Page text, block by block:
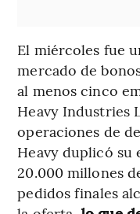
El miércoles fue
mercado de
al menos cinco
Heavy Industries
operaciones de
Heavy duplicó su
20.000 millones
pedidos finales